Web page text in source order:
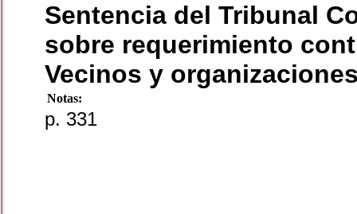
Sentencia del Tribunal
sobre requerimiento
Vecinos y
Notas:
p. 331